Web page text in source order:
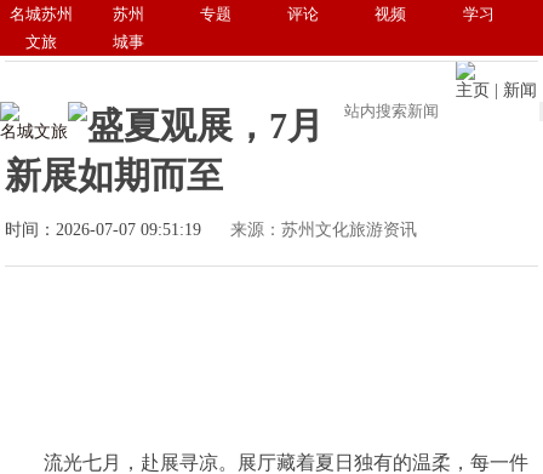
主页 新闻
名城文旅
名城苏州 苏州 专题 评论 视频
学习
文旅
城事
盛夏观展，7月
新展如期而至
时间：2026-07-07 09:51:19 来源：苏州文化旅游资讯
流光七月，赴展寻凉。展厅藏着夏日独有的温柔，每一件